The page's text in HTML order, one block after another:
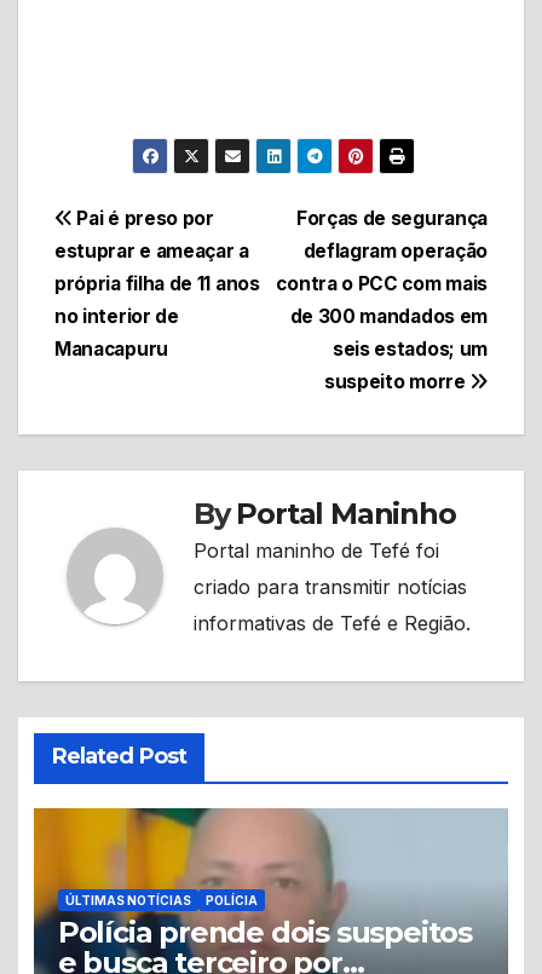
Navegação
de
Post
Forças de segurança
deflagram operação
contra o PCC com mais
de 300 mandados em
seis estados; um
suspeito morre
Pai é preso por
estuprar e ameaçar a
própria filha de 11 anos
no interior de
Manacapuru
ByPortal Maninho
Portal maninho de Tefé foi
criado para transmitir notícias
informativas de Tefé e Região.
Related Post
ÚLTIMAS NOTÍCIAS POLÍCIA
Polícia prende dois suspeitos
e busca terceiro por